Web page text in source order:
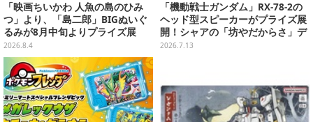
「映画ちいかわ 人魚の島のひみ
つ」より、「島二郎」BIGぬいぐ
るみが8月中旬よりプライズ展
開！“味自慢”のエプロンはポケッ
ト付き
2026.8.4
「機動戦士ガンダム」RX-78-2の
ヘッド型スピーカーがプライズ展
開！シャアの「坊やだからさ」デ
ザインなどオシャレなグラス3種
2026.7.13